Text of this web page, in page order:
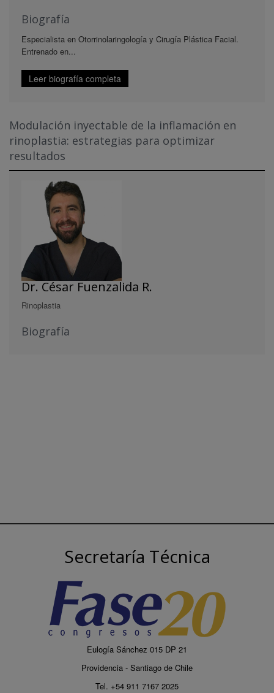
Biografía
Especialista en Otorrinolaringología y Cirugía Plástica Facial.
Entrenado en...
Leer biografía completa
Modulación inyectable de la inflamación en
rinoplastia: estrategias para optimizar
resultados
Dr. César Fuenzalida R.
Rinoplastia
Biografía
Secretaría Técnica
Eulogía Sánchez 015 DP 21
Providencia - Santiago de Chile
Tel. +54 911 7167 2025